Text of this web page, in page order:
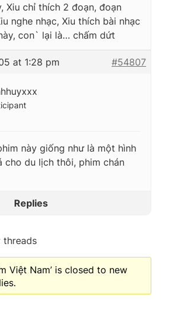
Xiu chỉ thích 2 đoạn, đoạn
nghe nhạc, Xiu thích bài nhạc
con` lại là… chấm dứt
at 1:28 pm #54807
này giống như là một hình
cho du lịch thôi, phim chán
Replies
threads
Việt Nam’ is closed to new